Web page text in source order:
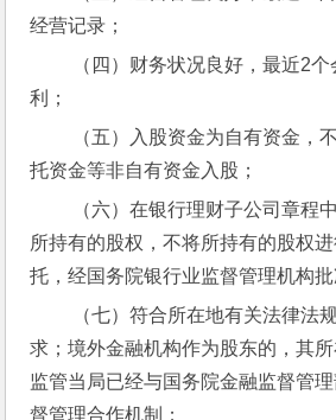
经营记录；
利；
托资金等非自有资金入股；
所持有的股权，不将所持有的股权
托，经国务院银行业监督管理机构批
求；境外金融机构作为股东的，其
监管当局已经与国务院金融监督管
督管理合作机制；